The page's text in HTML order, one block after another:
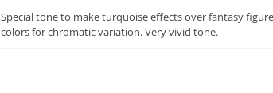
Special tone to make turquoise effects over fantasy
colors for chromatic variation. Very vivid tone.